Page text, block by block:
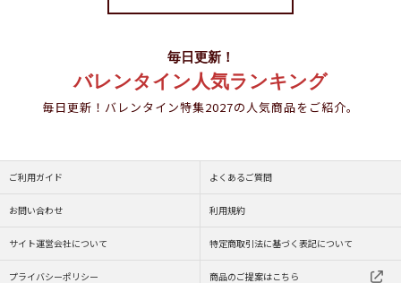
毎日更新！
バレンタイン人気ランキング
毎日更新！バレンタイン特集2027の人気商品をご紹介。
ご利用ガイド よくあるご質問
お問い合わせ 利用規約
サイト運営会社について 特定商取引法に基づく表記について
プライバシーポリシー 商品のご提案はこちら